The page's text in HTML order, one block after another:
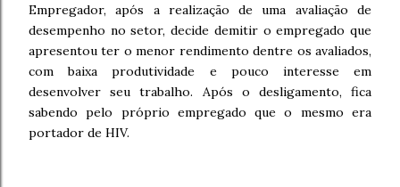
Empregador, após a realização de uma avaliação de
desempenho no setor, decide demitir o empregado que
apresentou ter o menor rendimento dentre os avaliados,
com baixa produtividade e pouco interesse em
desenvolver seu trabalho. Após o desligamento, fica
sabendo pelo próprio empregado que o mesmo era
portador de HIV.